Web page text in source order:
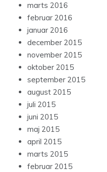
marts 2016
februar 2016
januar 2016
december 2015
november 2015
oktober 2015
september 2015
august 2015
juli 2015
juni 2015
maj 2015
april 2015
marts 2015
februar 2015